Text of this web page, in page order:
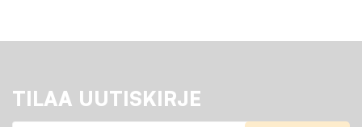
TILAA UUTISKIRJE